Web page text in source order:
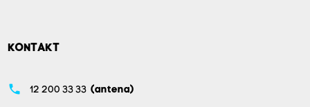
KONTAKT
phone 12 200 33 33 (antena)